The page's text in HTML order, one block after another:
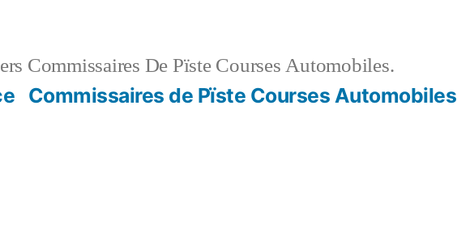
Commissaires De Pïste Courses Automobiles.
Commissaires de Pïste Courses Automobiles